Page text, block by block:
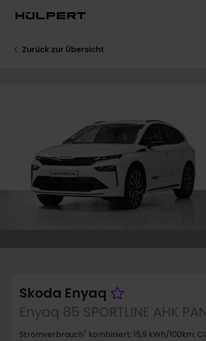
Zurück zur Übersicht
Skoda Enyaq Fahrzeug
Enyaq 85 SPORTLINE AHK
Stromverbrauch* kombiniert: 15,9 kWh/100km;